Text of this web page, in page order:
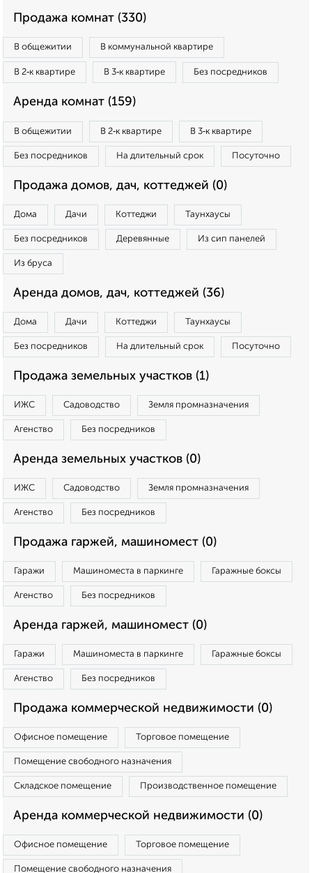
Продажа комнат (330)
В общежитии В коммунальной квартире
В 2‑к квартире В 3‑к квартире Без посредников
Аренда комнат (159)
В общежитии В 2‑к квартире В 3‑к квартире
Без посредников На длительный срок Посуточно
Продажа домов, дач, коттеджей (0)
Дома Дачи Коттеджи Таунхаусы
Без посредников Деревянные Из сип панелей
Из бруса
Аренда домов, дач, коттеджей (36)
Дома Дачи Коттеджи Таунхаусы
Без посредников На длительный срок Посуточно
Продажа земельных участков (1)
ИЖС Садоводство Земля промназначения
Агенство Без посредников
Аренда земельных участков (0)
ИЖС Садоводство Земля промназначения
Агенство Без посредников
Продажа гаржей, машиномест (0)
Гаражи Машиноместа в паркинге Гаражные боксы
Агенство Без посредников
Аренда гаржей, машиномест (0)
Гаражи Машиноместа в паркинге Гаражные боксы
Агенство Без посредников
Продажа коммерческой недвижимости (0)
Офисное помещение Торговое помещение
Помещение свободного назначения
Складское помещение Производственное помещение
Аренда коммерческой недвижимости (0)
Офисное помещение Торговое помещение
Помещение свободного назначения